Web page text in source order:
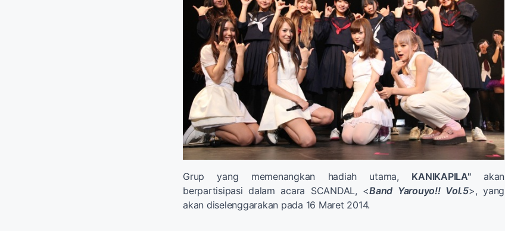
Grup yang memenangkan hadiah utama, KANIKAPILA"akan
berpartisipasi dalam acara SCANDAL, <Band Yarouyo!! Vol.5>, yang
akan diselenggarakan pada 16 Maret 2014.